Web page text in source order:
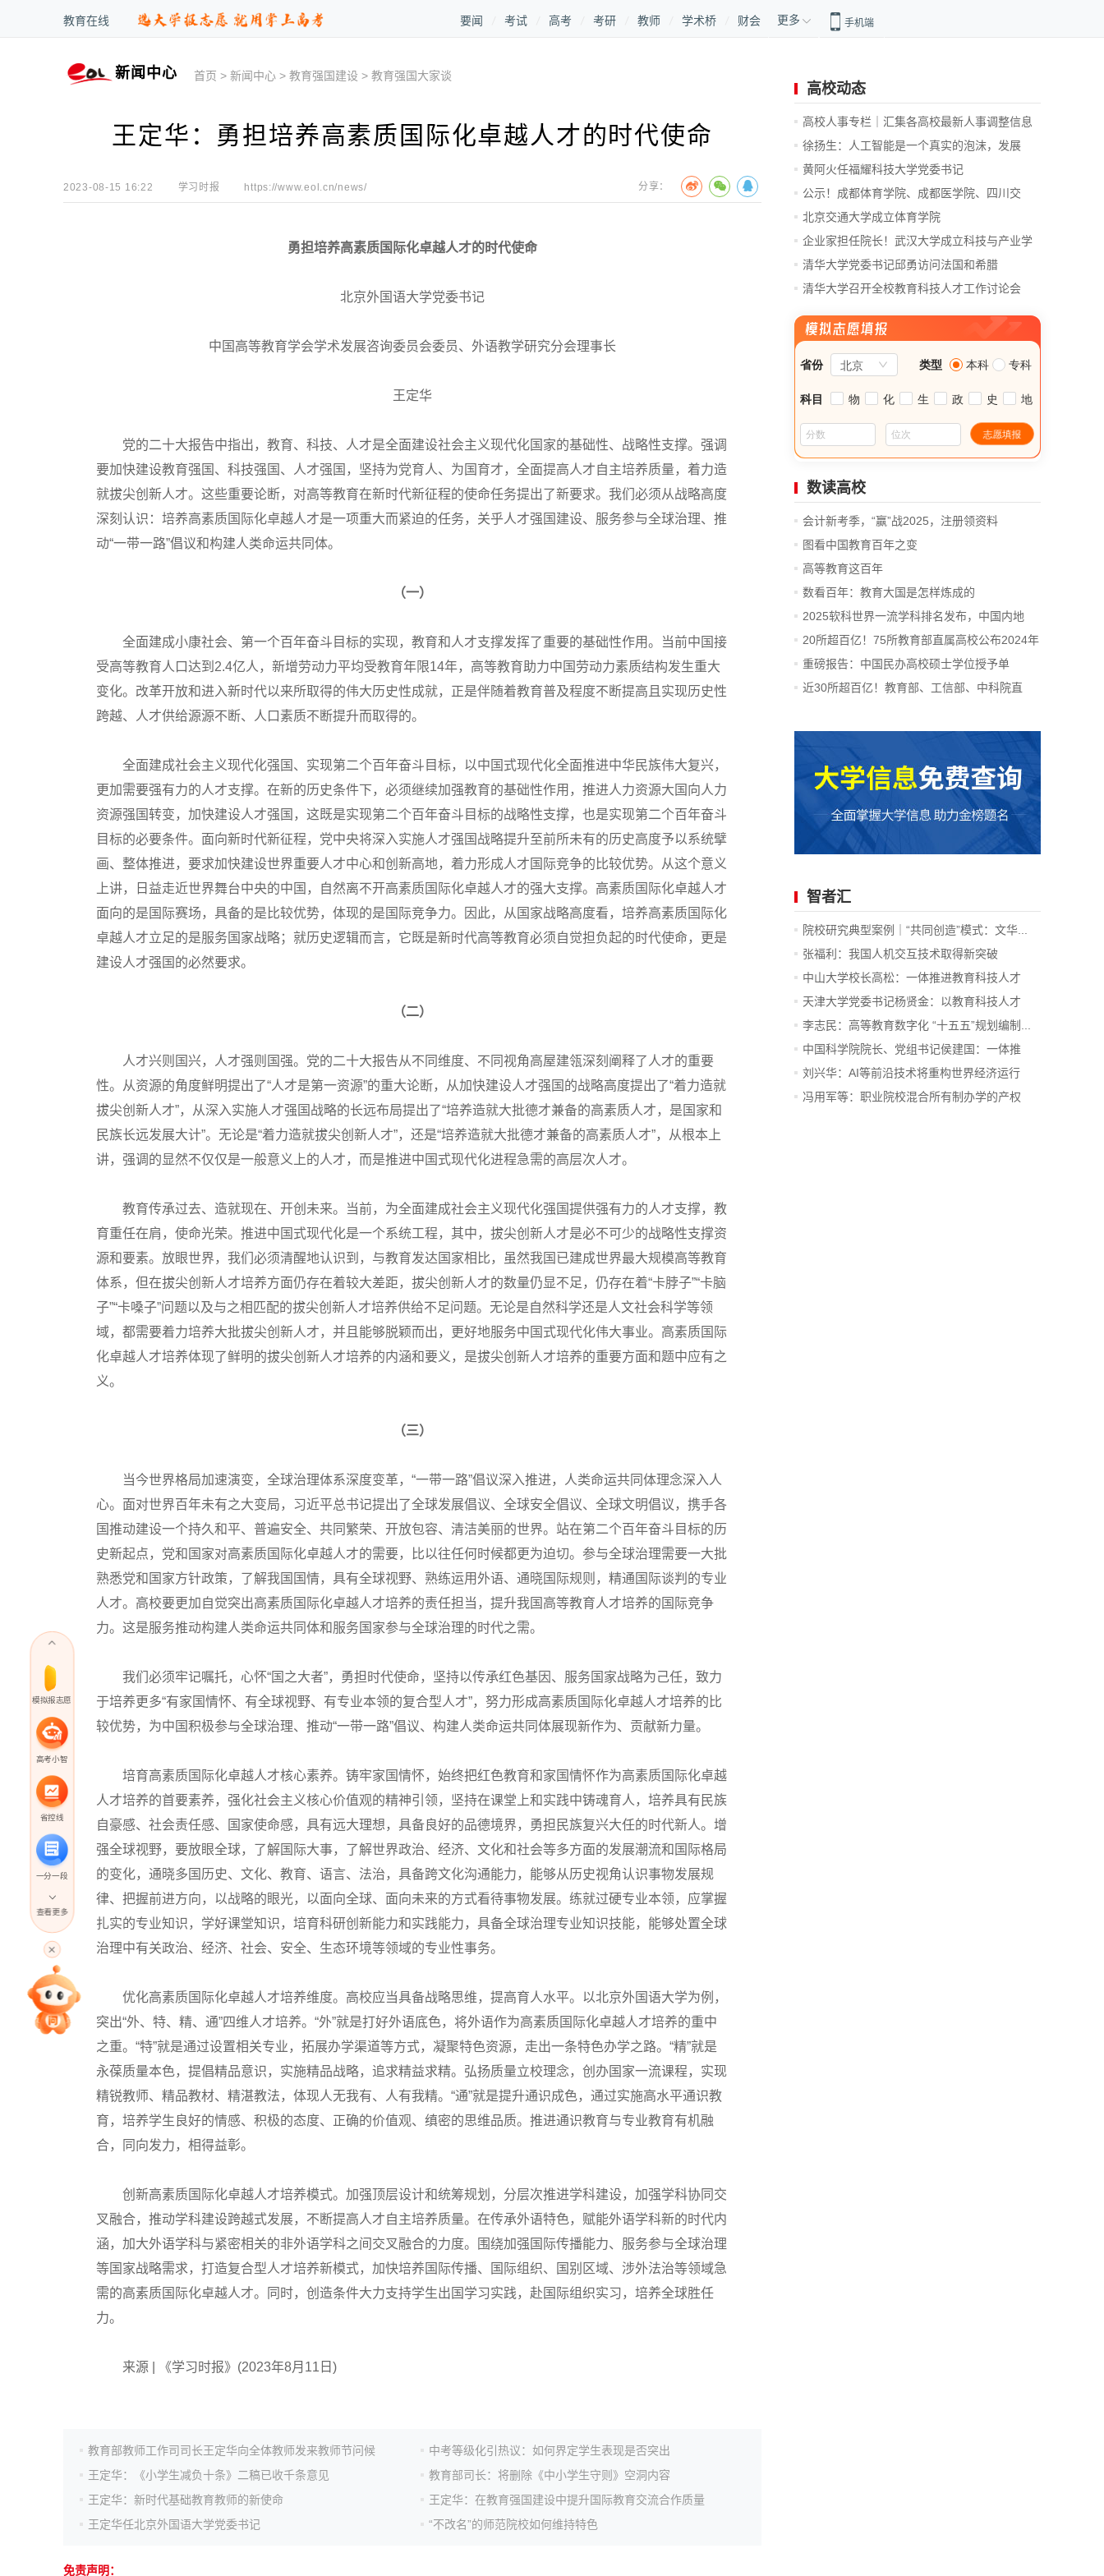
教育在线 要闻 考试 高考 考研 教师 学术桥 财会 更多 手机端
新闻中心 首页 >新闻中心 >教育强国建设 >教育强国大家谈
王定华：勇担培养高素质国际化卓越人才的时代使命
2023-08-15 16:22 学习时报 https://www.eol.cn/news/ 分享：
勇担培养高素质国际化卓越人才的时代使命
北京外国语大学党委书记
中国高等教育学会学术发展咨询委员会委员、外语教学研究分会理事长
王定华
党的二十大报告中指出，教育、科技、人才是全面建设社会主义现代化国家的基础性、战略性支撑。强调
要加快建设教育强国、科技强国、人才强国，坚持为党育人、为国育才，全面提高人才自主培养质量，着力造
就拔尖创新人才。这些重要论断，对高等教育在新时代新征程的使命任务提出了新要求。我们必须从战略高度
深刻认识：培养高素质国际化卓越人才是一项重大而紧迫的任务，关乎人才强国建设、服务参与全球治理、推
动“一带一路”倡议和构建人类命运共同体。
（一）
全面建成小康社会、第一个百年奋斗目标的实现，教育和人才支撑发挥了重要的基础性作用。当前中国接
受高等教育人口达到2.4亿人，新增劳动力平均受教育年限14年，高等教育助力中国劳动力素质结构发生重大
变化。改革开放和进入新时代以来所取得的伟大历史性成就，正是伴随着教育普及程度不断提高且实现历史性
跨越、人才供给源源不断、人口素质不断提升而取得的。
全面建成社会主义现代化强国、实现第二个百年奋斗目标，以中国式现代化全面推进中华民族伟大复兴，
更加需要强有力的人才支撑。在新的历史条件下，必须继续加强教育的基础性作用，推进人力资源大国向人力
资源强国转变，加快建设人才强国，这既是实现第二个百年奋斗目标的战略性支撑，也是实现第二个百年奋斗
目标的必要条件。面向新时代新征程，党中央将深入实施人才强国战略提升至前所未有的历史高度予以系统擘
画、整体推进，要求加快建设世界重要人才中心和创新高地，着力形成人才国际竞争的比较优势。从这个意义
上讲，日益走近世界舞台中央的中国，自然离不开高素质国际化卓越人才的强大支撑。高素质国际化卓越人才
面向的是国际赛场，具备的是比较优势，体现的是国际竞争力。因此，从国家战略高度看，培养高素质国际化
卓越人才立足的是服务国家战略；就历史逻辑而言，它既是新时代高等教育必须自觉担负起的时代使命，更是
建设人才强国的必然要求。
（二）
人才兴则国兴，人才强则国强。党的二十大报告从不同维度、不同视角高屋建瓴深刻阐释了人才的重要
性。从资源的角度鲜明提出了“人才是第一资源”的重大论断，从加快建设人才强国的战略高度提出了“着力造就
拔尖创新人才”，从深入实施人才强国战略的长远布局提出了“培养造就大批德才兼备的高素质人才，是国家和
民族长远发展大计”。无论是“着力造就拔尖创新人才”，还是“培养造就大批德才兼备的高素质人才”，从根本上
讲，强调的显然不仅仅是一般意义上的人才，而是推进中国式现代化进程急需的高层次人才。
教育传承过去、造就现在、开创未来。当前，为全面建成社会主义现代化强国提供强有力的人才支撑，教
育重任在肩，使命光荣。推进中国式现代化是一个系统工程，其中，拔尖创新人才是必不可少的战略性支撑资
源和要素。放眼世界，我们必须清醒地认识到，与教育发达国家相比，虽然我国已建成世界最大规模高等教育
体系，但在拔尖创新人才培养方面仍存在着较大差距，拔尖创新人才的数量仍显不足，仍存在着“卡脖子”“卡脑
子”“卡嗓子”问题以及与之相匹配的拔尖创新人才培养供给不足问题。无论是自然科学还是人文社会科学等领
域，都需要着力培养大批拔尖创新人才，并且能够脱颖而出，更好地服务中国式现代化伟大事业。高素质国际
化卓越人才培养体现了鲜明的拔尖创新人才培养的内涵和要义，是拔尖创新人才培养的重要方面和题中应有之
义。
（三）
当今世界格局加速演变，全球治理体系深度变革，“一带一路”倡议深入推进，人类命运共同体理念深入人
心。面对世界百年未有之大变局，习近平总书记提出了全球发展倡议、全球安全倡议、全球文明倡议，携手各
国推动建设一个持久和平、普遍安全、共同繁荣、开放包容、清洁美丽的世界。站在第二个百年奋斗目标的历
史新起点，党和国家对高素质国际化卓越人才的需要，比以往任何时候都更为迫切。参与全球治理需要一大批
熟悉党和国家方针政策，了解我国国情，具有全球视野、熟练运用外语、通晓国际规则，精通国际谈判的专业
人才。高校要更加自觉突出高素质国际化卓越人才培养的责任担当，提升我国高等教育人才培养的国际竞争
力。这是服务推动构建人类命运共同体和服务国家参与全球治理的时代之需。
我们必须牢记嘱托，心怀“国之大者”，勇担时代使命，坚持以传承红色基因、服务国家战略为己任，致力
于培养更多“有家国情怀、有全球视野、有专业本领的复合型人才”，努力形成高素质国际化卓越人才培养的比
较优势，为中国积极参与全球治理、推动“一带一路”倡议、构建人类命运共同体展现新作为、贡献新力量。
培育高素质国际化卓越人才核心素养。铸牢家国情怀，始终把红色教育和家国情怀作为高素质国际化卓越
人才培养的首要素养，强化社会主义核心价值观的精神引领，坚持在课堂上和实践中铸魂育人，培养具有民族
自豪感、社会责任感、国家使命感，具有远大理想，具备良好的品德境界，勇担民族复兴大任的时代新人。增
强全球视野，要放眼全球，了解国际大事，了解世界政治、经济、文化和社会等多方面的发展潮流和国际格局
的变化，通晓多国历史、文化、教育、语言、法治，具备跨文化沟通能力，能够从历史视角认识事物发展规
律、把握前进方向，以战略的眼光，以面向全球、面向未来的方式看待事物发展。练就过硬专业本领，应掌握
扎实的专业知识，学好课堂知识，培育科研创新能力和实践能力，具备全球治理专业知识技能，能够处置全球
治理中有关政治、经济、社会、安全、生态环境等领域的专业性事务。
优化高素质国际化卓越人才培养维度。高校应当具备战略思维，提高育人水平。以北京外国语大学为例，
突出“外、特、精、通”四维人才培养。“外”就是打好外语底色，将外语作为高素质国际化卓越人才培养的重中
之重。“特”就是通过设置相关专业，拓展办学渠道等方式，凝聚特色资源，走出一条特色办学之路。“精”就是
永葆质量本色，提倡精品意识，实施精品战略，追求精益求精。弘扬质量立校理念，创办国家一流课程，实现
精锐教师、精品教材、精湛教法，体现人无我有、人有我精。“通”就是提升通识成色，通过实施高水平通识教
育，培养学生良好的情感、积极的态度、正确的价值观、缜密的思维品质。推进通识教育与专业教育有机融
合，同向发力，相得益彰。
创新高素质国际化卓越人才培养模式。加强顶层设计和统筹规划，分层次推进学科建设，加强学科协同交
叉融合，推动学科建设跨越式发展，不断提高人才自主培养质量。在传承外语特色，赋能外语学科新的时代内
涵，加大外语学科与紧密相关的非外语学科之间交叉融合的力度。围绕加强国际传播能力、服务参与全球治理
等国家战略需求，打造复合型人才培养新模式，加快培养国际传播、国际组织、国别区域、涉外法治等领域急
需的高素质国际化卓越人才。同时，创造条件大力支持学生出国学习实践，赴国际组织实习，培养全球胜任
力。
来源 | 《学习时报》(2023年8月11日)
教育部教师工作司司长王定华向全体教师发来教师节问候
中考等级化引热议：如何界定学生表现是否突出
王定华：《小学生减负十条》二稿已收千条意见
教育部司长：将删除《中小学生守则》空洞内容
王定华：新时代基础教育教师的新使命
王定华：在教育强国建设中提升国际教育交流合作质量
王定华任北京外国语大学党委书记
“不改名”的师范院校如何维持特色
免责声明：
高校动态
高校人事专栏｜汇集各高校最新人事调整信息
徐扬生：人工智能是一个真实的泡沫，发展
前...
黄阿火任福耀科技大学党委书记
公示！成都体育学院、成都医学院、四川交
通...
北京交通大学成立体育学院
企业家担任院长！武汉大学成立科技与产业学
院
清华大学党委书记邱勇访问法国和希腊
清华大学召开全校教育科技人才工作讨论会
模拟报志愿
高考小智
省控线
一分一段
高考直播
专家指导课
查看更多
数读高校
会计新考季，“赢”战2025，注册领资料
图看中国教育百年之变
高等教育这百年
数看百年：教育大国是怎样炼成的
2025软科世界一流学科排名发布，中国内地
14...
20所超百亿！75所教育部直属高校公布2024年
决算
重磅报告：中国民办高校硕士学位授予单
位、...
近30所超百亿！教育部、工信部、中科院直
智者汇
院校研究典型案例｜“共同创造”模式：文华...
张福利：我国人机交互技术取得新突破
中山大学校长高松：一体推进教育科技人才
发...
天津大学党委书记杨贤金：以教育科技人才
一...
李志民：高等教育数字化 “十五五”规划编制...
中国科学院院长、党组书记侯建国：一体推
进...
刘兴华：AI等前沿技术将重构世界经济运行
底...
冯用军等：职业院校混合所有制办学的产权